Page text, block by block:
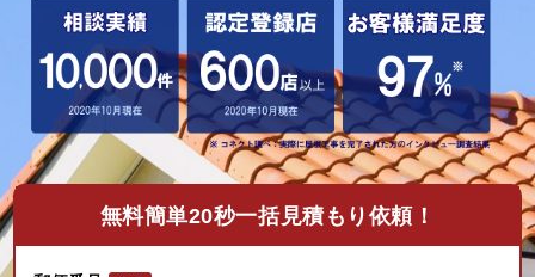
無料簡単20秒一括見積もり依頼！